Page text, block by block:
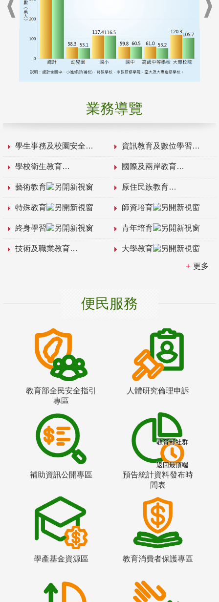
業務導覽
學生事務及校園安全 資訊教育及數位學習
學校衛生教育 國際及兩岸教育
藝術教育 原住民族教育
特殊教育 師資培育
終身學習 青年培育
技術及職業教育 大學教育
更多
便民服務
教育部全民安全指引
專區
人體研究倫理申訴
補助資訊公開專區
預告統計資料發布時
間表
學產基金資源區 教育消費者保護專區
教育部社群
返回最頂端